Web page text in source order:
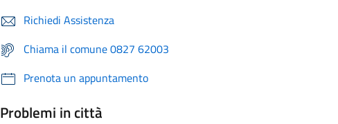
Richiedi Assistenza
Chiama il comune 0827 62003
Prenota un appuntamento
Problemi in città